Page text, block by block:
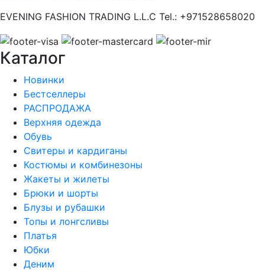
EVENING FASHION TRADING L.L.C Tel.: +971528658020
Каталог
Новинки
Бестселлеры
РАСПРОДАЖА
Верхняя одежда
Обувь
Свитеры и кардиганы
Костюмы и комбинезоны
Жакеты и жилеты
Брюки и шорты
Блузы и рубашки
Топы и лонгсливы
Платья
Юбки
Деним